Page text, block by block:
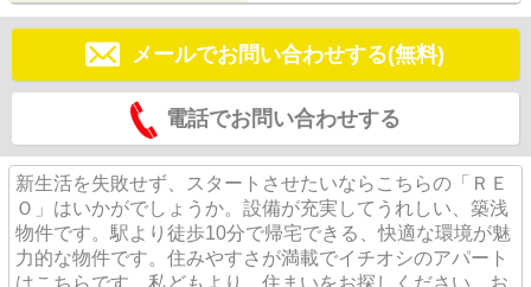
メールでお問い合わせする(無料)
電話でお問い合わせする
新生活を失敗せず、スタートさせたいならこちらの「ＲＥ
Ｏ」はいかがでしょうか。設備が充実してうれしい、築浅
物件です。駅より徒歩10分で帰宅できる、快適な環境が魅
力的な物件です。住みやすさが満載でイチオシのアパート